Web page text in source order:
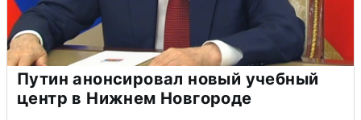
Путин анонсировал новый учебный
центр в Нижнем Новгороде